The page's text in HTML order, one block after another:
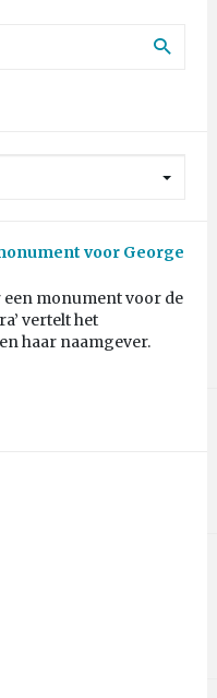
voor George
monument voor de
vertelt het
haar naamgever.